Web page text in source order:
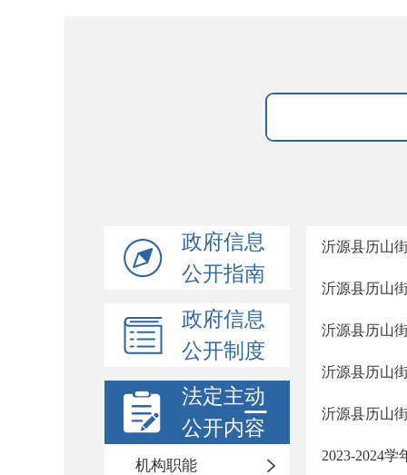
政府信息
公开指南
政府信息
公开制度
法定主动
公开内容
机构职能
沂源县历山
沂源县历山
沂源县历山
沂源县历山
沂源县历山
2023-2024